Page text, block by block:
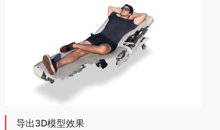
导出3D模型效果